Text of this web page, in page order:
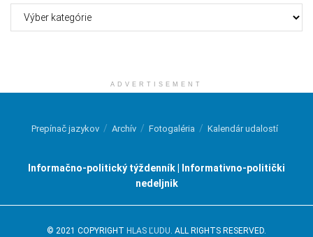
ADVERTISEMENT
Prepínač jazykov Archív Fotogaléria Kalendár udalostí
Informačno-politický týždenník | Informativno-politički
nedeljnik
© 2021 COPYRIGHT HLAS ĽUDU. ALL RIGHTS RESERVED.